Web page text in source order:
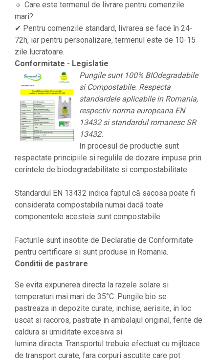
🔹 Care este termenul de livrare pentru comenzile
mari?
✔ Pentru comenzile standard, livrarea se face în 24-
72h, iar pentru personalizare, termenul este de 10-15
zile lucratoare.
Conformitate - Legislatie
Pungile sunt 100% BIOdegradabile
si Compostabile. Respecta
standardele aplicabile in Romania,
respectiv norma europeana EN
13432 si standardul romanesc SR
13432.
In procesul de productie sunt
respectate principiile si regulile de dozare impuse prin
cerintele de biodegradabilitate si compostabilitate.
Standardul EN 13432 indica faptul că sacosa poate fi
considerata compostabila numai dacă toate
componentele acesteia sunt compostabile
Facturile sunt insotite de Declaratie de Conformitate
pentru certificare si sunt produse in Romania.
Conditii de pastrare
Se evita expunerea directa la razele solare si
temperaturi mai mari de 35°C. Pungile bio se
pastreaza in depozite curate, inchise, aerisite, in loc
uscat si racoros, pastrate in ambalajul original, ferite de
caldura si umiditate excesiva si
lumina directa. Transportul trebuie efectuat cu mijloace
de transport curate, fara corpuri ascutite care pot